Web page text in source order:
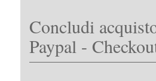
Concludi
Paypal -